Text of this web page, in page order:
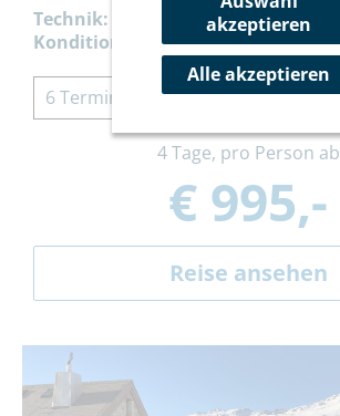
Technik:
Kondition:
6 Termine à 4 Tage
4 Tage, pro Person ab
€ 995,-
Reise ansehen
akzeptieren
Alle akzeptieren